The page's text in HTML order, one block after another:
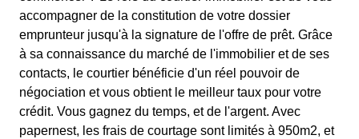
accompagner de la constitution de votre dossier
emprunteur jusqu'à la signature de l'offre de prêt. Grâce
à sa connaissance du marché de l'immobilier et de ses
contacts, le courtier bénéficie d'un réel pouvoir de
négociation et vous obtient le meilleur taux pour votre
crédit. Vous gagnez du temps, et de l'argent. Avec
papernest, les frais de courtage sont limités à 950m2, et